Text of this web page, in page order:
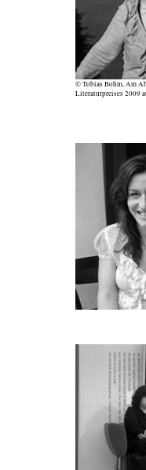
© Tobias Bohm, Am
Literaturpreises 2009